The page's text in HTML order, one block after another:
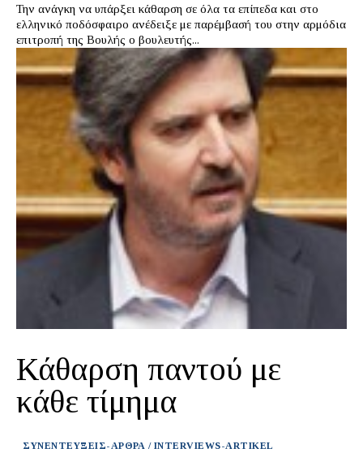
Την ανάγκη να υπάρξει κάθαρση σε όλα τα επίπεδα και στο
ελληνικό ποδόσφαιρο ανέδειξε με παρέμβασή του στην αρμόδια
επιτροπή της Βουλής ο βουλευτής...
Κάθαρση παντού με
κάθε τίμημα
ΣΥΝΕΝΤΕΥΞΕΙΣ-ΑΡΘΡΑ / INTERVIEWS-ARTIKEL